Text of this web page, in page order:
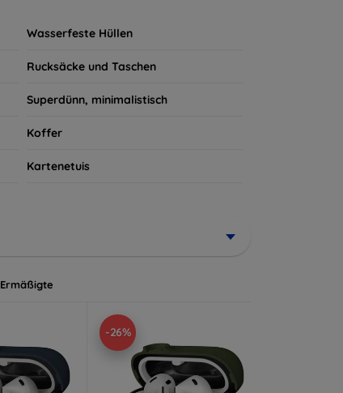
Wasserfeste Hüllen
Rucksäcke und Taschen
Superdünn, minimalistisch
Koffer
Kartenetuis
Ermäßigte
-26%